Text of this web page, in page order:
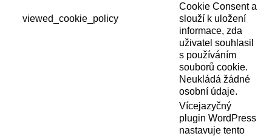
viewed_cookie_policy
Cookie Consent a
slouží k uložení
informace, zda
uživatel souhlasil
s používáním
souborů cookie.
Neukládá žádné
osobní údaje.
Vícejazyčný
plugin WordPress
nastavuje tento